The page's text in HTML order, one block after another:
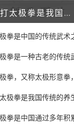
打太极拳是我国传统的养生保健方式，它践行“动静相生、阴阳调和”的理念，不仅能够增强身体的抵抗力，还可以放松身心，缓解压力。有些人在练习太极拳之后，会发现自己的失眠